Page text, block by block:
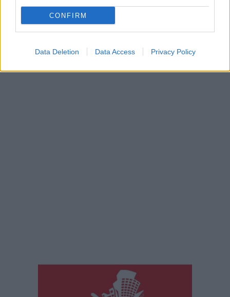
CONFIRM
Data Deletion Data Access Privacy Policy